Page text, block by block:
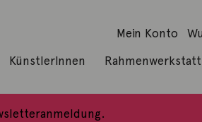
Mein Konto
KünstlerInnen Rahmenwerkstatt